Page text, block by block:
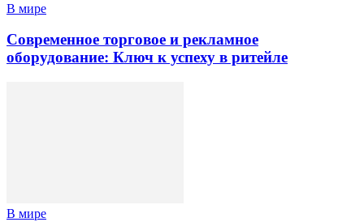
В мире
Современное торговое и рекламное
оборудование: Ключ к успеху в ритейле
В мире